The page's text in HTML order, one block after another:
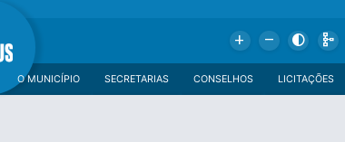
Add Remove Contrast Schema
LICITAÇÕES
CONSELHOS
SECRETARIAS
O MUNICÍPIO